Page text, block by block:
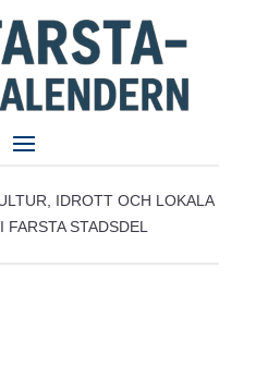
IDROTT OCH LOKALA
FARSTA STADSDEL